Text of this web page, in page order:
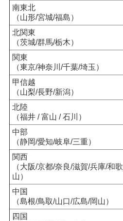
南東北
（山形/宮城/福島）
北関東
（茨城/群馬/栃木）
関東
（東京/神奈川/千葉/埼玉）
甲信越
（山梨/長野/新潟）
北陸
（福井 / 富山 / 石川）
中部
（静岡/愛知/岐阜/三重）
関西
（大阪/京都/奈良/滋賀/兵庫/和歌
山）
中国
（島根/鳥取/山口/広島/岡山）
四国